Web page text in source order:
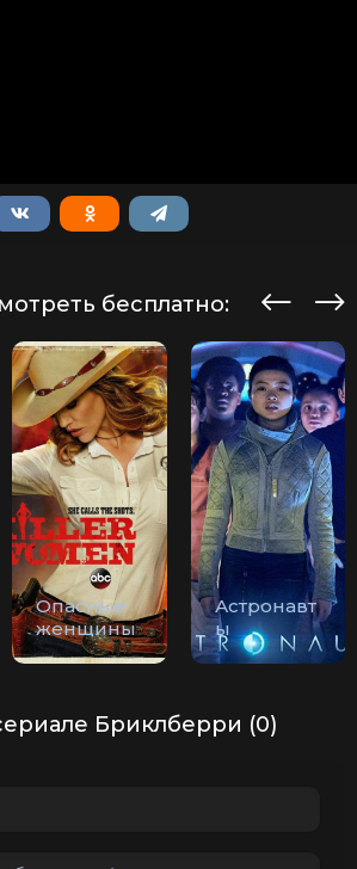
бесплатно:
Опасные
женщины
Астронавт
ы
Бриклберри (0)